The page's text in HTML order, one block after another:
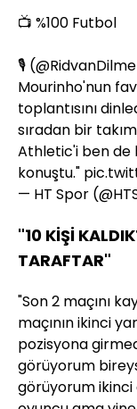
📺 %100 Futbol
🎙️ (
Mourinho'nun
toplantısını
sıradan bir
Athletic'i ben de
konuştu."
— HT Spor
"10 KİŞİ
TARAFTAR"
"Son 2 maçını
maçının ikinci
pozisyona
görüyorum
görüyorum